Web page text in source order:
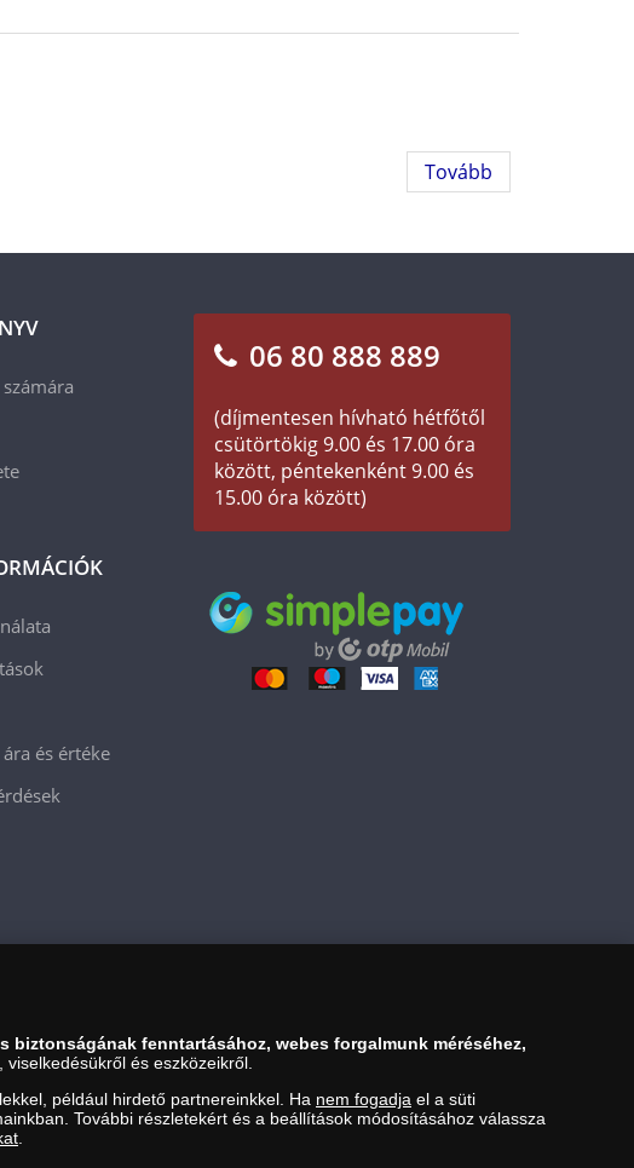
Tovább
és értéke
06 80 888 889
(díjmentesen hívható hétfőtől
csütörtökig 9.00 és 17.00 óra
között, péntekenként 9.00 és
15.00 óra között)
fenntartásához, webes forgalmunk méréséhez,
és eszközeikről.
például hirdető partnereinkkel. Ha nem fogadja el a süti
További részletekért és a beállítások módosításához válassza